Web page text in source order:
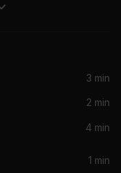
3 min
2 min
4 min
1 min